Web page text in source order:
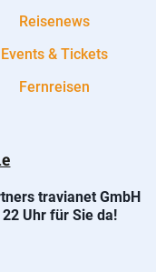
Reisenews
Events & Tickets
Fernreisen
travianet GmbH
Uhr für Sie da!